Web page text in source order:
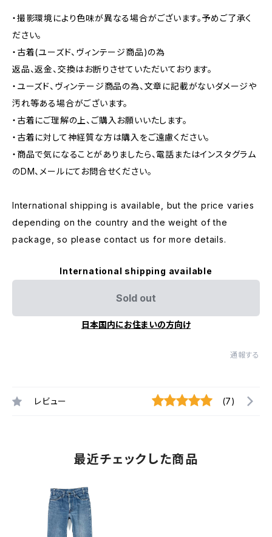
・撮影環境により色味が異なる場合がございます。予めご了承く
ださい。
・古着(ユーズド、ヴィンテージ商品)の為
返品、返金、交換はお断りさせていただいております。
・ユーズド、ヴィンテージ商品の為、文章に記載がないダメージや
汚れ等ある場合がございます。
・古着にご理解の上、ご購入お願いいたします。
・古着に対して神経質な方は購入をご遠慮ください。
・商品で気になることがありましたら、電話またはインスタグラム
のDM、メールにてお問合せください。
International shipping is available, but the price varies
depending on the country and the weight of the
package, so please contact us for more details.
International shipping available
Sold out
日本国内にお住まいの方向け
通報する
レビュー (7)
最近チェックした商品